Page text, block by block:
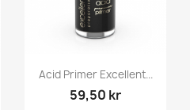
Acid Primer Excellent...
59,50 kr